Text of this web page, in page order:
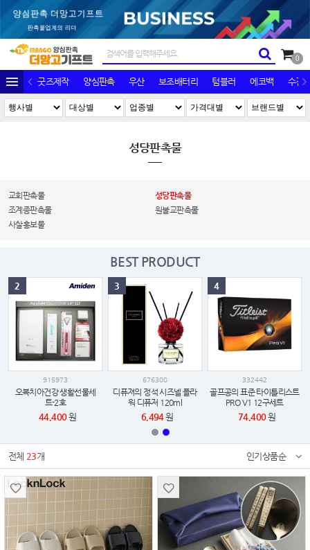
0
굿즈제작 양심판촉 우산 보조배터리 텀블러 에코백 수건/
성당판촉물
교회판촉물
성당판촉물
조계종판촉물
원불교판촉물
사찰홍보물
BEST PRODUCT
915973
오복치아건강 생활선물세
트-2호
44,400원
2
676300
디퓨져의 정석 시즈넬 플라
워 디퓨저 120ml
6,494원
3
332442
골프공의 표준 타이틀리스트
PRO V1 12구세트
74,400원
4
전체 23개 인기상품순